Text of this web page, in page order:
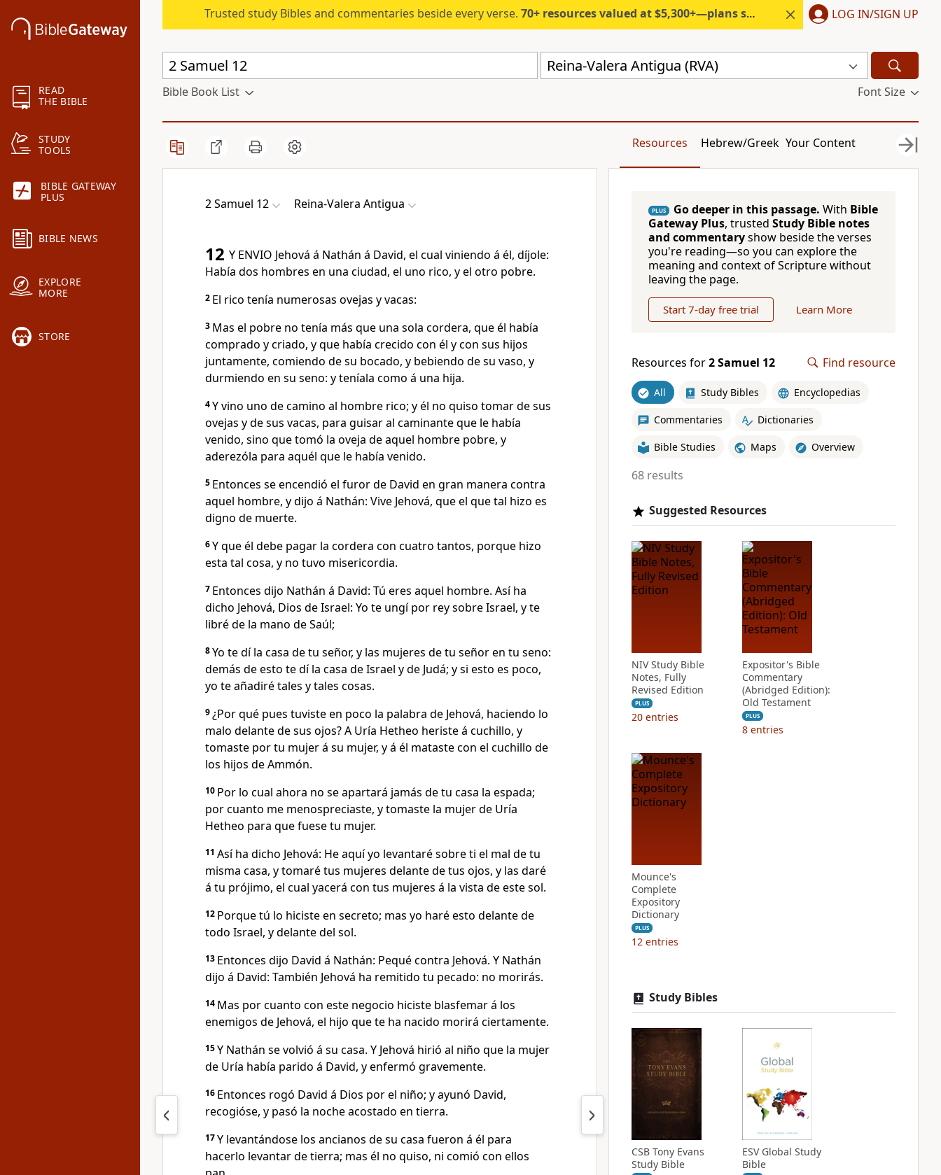
READ
THE BIBLE
STUDY
TOOLS
BIBLE GATEWAY
PLUS
BIBLE NEWS
EXPLORE
MORE
STORE
Trusted study Bibles and commentaries beside every verse. 70+ resources valued at $5,300+—plans start under $6/month. LOG IN/SIGN UP
Reina-Valera Antigua (RVA)
Bible Book List Font Size
Resources Hebrew/Greek Your Content
2 Samuel 12 Reina-Valera Antigua
12 Y ENVIO Jehová á Nathán á David, el cual viniendo á él, díjole:
Había dos hombres en una ciudad, el uno rico, y el otro pobre.
2 El rico tenía numerosas ovejas y vacas:
3 Mas el pobre no tenía más que una sola cordera, que él había
comprado y criado, y que había crecido con él y con sus hijos
juntamente, comiendo de su bocado, y bebiendo de su vaso, y
durmiendo en su seno: y teníala como á una hija.
4Y vino uno de camino al hombre rico; y él no quiso tomar de sus
ovejas y de sus vacas, para guisar al caminante que le había
venido, sino que tomó la oveja de aquel hombre pobre, y
aderezóla para aquél que le había venido.
5 Entonces se encendió el furor de David en gran manera contra
aquel hombre, y dijo á Nathán: Vive Jehová, que el que tal hizo es
digno de muerte.
6Y que él debe pagar la cordera con cuatro tantos, porque hizo
esta tal cosa, y no tuvo misericordia.
7 Entonces dijo Nathán á David: Tú eres aquel hombre. Así ha
dicho Jehová, Dios de Israel: Yo te ungí por rey sobre Israel, y te
libré de la mano de Saúl;
8Yo te dí la casa de tu señor, y las mujeres de tu señor en tu seno:
demás de esto te dí la casa de Israel y de Judá; y si esto es poco,
yo te añadiré tales y tales cosas.
9¿Por qué pues tuviste en poco la palabra de Jehová, haciendo lo
malo delante de sus ojos? A Uría Hetheo heriste á cuchillo, y
tomaste por tu mujer á su mujer, y á él mataste con el cuchillo de
los hijos de Ammón.
10 Por lo cual ahora no se apartará jamás de tu casa la espada;
por cuanto me menospreciaste, y tomaste la mujer de Uría
Hetheo para que fuese tu mujer.
11 Así ha dicho Jehová: He aquí yo levantaré sobre ti el mal de tu
misma casa, y tomaré tus mujeres delante de tus ojos, y las daré
á tu prójimo, el cual yacerá con tus mujeres á la vista de este sol.
12 Porque tú lo hiciste en secreto; mas yo haré esto delante de
todo Israel, y delante del sol.
13 Entonces dijo David á Nathán: Pequé contra Jehová. Y Nathán
dijo á David: También Jehová ha remitido tu pecado: no morirás.
14 Mas por cuanto con este negocio hiciste blasfemar á los
enemigos de Jehová, el hijo que te ha nacido morirá ciertamente.
15Y Nathán se volvió á su casa. Y Jehová hirió al niño que la mujer
de Uría había parido á David, y enfermó gravemente.
16 Entonces rogó David á Dios por el niño; y ayunó David,
recogióse, y pasó la noche acostado en tierra.
17Y levantándose los ancianos de su casa fueron á él para
hacerlo levantar de tierra; mas él no quiso, ni comió con ellos
PLUS Go deeper in this passage. With Bible
Gateway Plus, trusted Study Bible notes
and commentaryshow beside the verses
you're reading—so you can explore the
meaning and context of Scripture without
leaving the page.
Start 7-day free trial Learn More
Resources for2 Samuel 12 Find resource
All Study Bibles Encyclopedias
Commentaries Dictionaries
Bible Studies Maps Overview
68 results
Suggested Resources
NIV Study Bible
Notes, Fully
Revised Edition
PLUS
20 entries
Expositor's Bible
Commentary
(Abridged Edition):
Old Testament
PLUS
8 entries
Mounce's
Complete
Expository
Dictionary
PLUS
12 entries
Study Bibles
CSB Tony Evans
Study Bible
ESV Global Study
Bible